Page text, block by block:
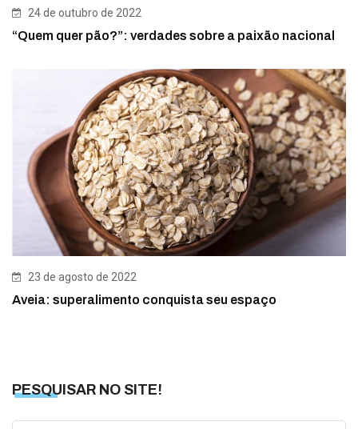
24 de outubro de 2022
“Quem quer pão?”: verdades sobre a paixão nacional
23 de agosto de 2022
Aveia: superalimento conquista seu espaço
PESQUISAR NO SITE!